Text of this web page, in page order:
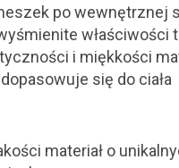
po wewnętrznej
właściwości
i miękkości
się do ciała
materiał o